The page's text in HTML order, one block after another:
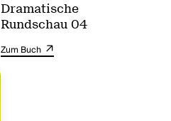
Dramatische
Rundschau 04
Zum Buch